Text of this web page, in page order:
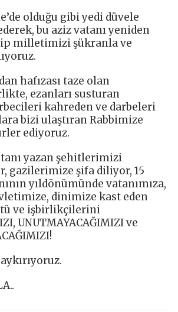
olduğu gibi yedi düvele
bu aziz vatanı yeniden
milletimizi şükranla ve
hafızası taze olan
ezanları susturan
kahreden ve darbeleri
bizi ulaştıran Rabbimize
ediyoruz.
yazan şehitlerimizi
gazilerimize şifa diliyor, 15
yıldönümünde vatanımıza,
dinimize kast eden
ve işbirlikçilerini
UNUTMAYACAĞIMIZI ve